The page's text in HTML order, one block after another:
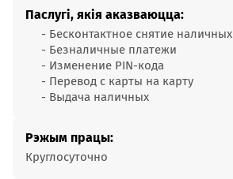
Паслугі, якія аказваюцца:
- Бесконтактное cнятие наличных
- Безналичные платежи
- Изменение PIN-кода
- Перевод с карты на карту
- Выдача наличных
Рэжым працы:
Круглосуточно